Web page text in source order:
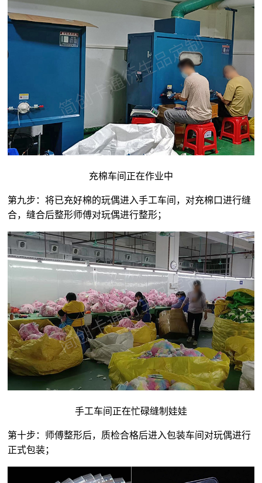
充棉车间正在作业中
第九步：将已充好棉的玩偶进入手工车间，对充棉口进行缝
合，缝合后整形师傅对玩偶进行整形；
手工车间正在忙碌缝制娃娃
第十步：师傅整形后，质检合格后进入包装车间对玩偶进行
正式包装；